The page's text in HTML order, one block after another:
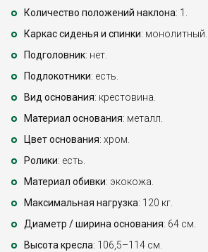
Количество положений наклона: 1.
Каркас сиденья и спинки: монолитный.
Подголовник: нет.
Подлокотники: есть.
Вид основания: крестовина.
Материал основания: металл.
Цвет основания: хром.
Ролики: есть.
Материал обивки: экокожа.
Максимальная нагрузка: 120 кг.
Диаметр / ширина основания: 64 см.
Высота кресла: 106,5–114 см.